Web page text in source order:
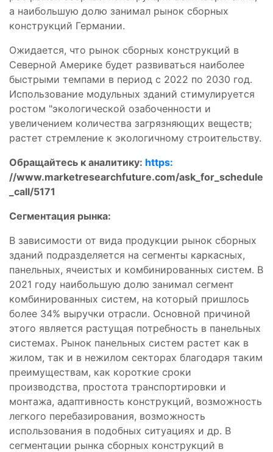
а наибольшую долю занимал рынок сборных
конструкций Германии.
Ожидается, что рынок сборных конструкций в
Северной Америке будет развиваться наиболее
быстрыми темпами в период с 2022 по 2030 год.
Использование модульных зданий стимулируется
ростом "экологической озабоченности и
увеличением количества загрязняющих веществ;
растет стремление к экологичному строительству.
Обращайтесь к аналитику: https:
//www.marketresearchfuture.com/ask_for_schedule
_call/5171
Сегментация рынка:
В зависимости от вида продукции рынок сборных
зданий подразделяется на сегменты каркасных,
панельных, ячеистых и комбинированных систем. В
2021 году наибольшую долю занимал сегмент
комбинированных систем, на который пришлось
более 34% выручки отрасли. Основной причиной
этого является растущая потребность в панельных
системах. Рынок панельных систем растет как в
жилом, так и в нежилом секторах благодаря таким
преимуществам, как короткие сроки
производства, простота транспортировки и
монтажа, адаптивность конструкций, возможность
легкого перебазирования, возможность
использования в подобных ситуациях и др. В
сегментации рынка сборных конструкций в